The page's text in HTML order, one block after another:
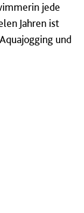
jede
Jahren ist
und